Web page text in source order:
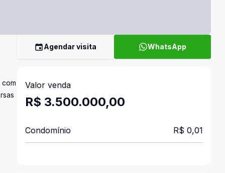
Agendar visita WhatsApp
Valor venda
R$ 3.500.000,00
Condomínio R$ 0,01